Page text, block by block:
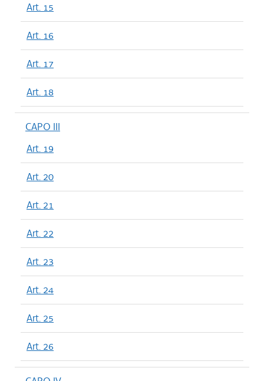
Art. 15
Art. 16
Art. 17
Art. 18
CAPO III
Art. 19
Art. 20
Art. 21
Art. 22
Art. 23
Art. 24
Art. 25
Art. 26